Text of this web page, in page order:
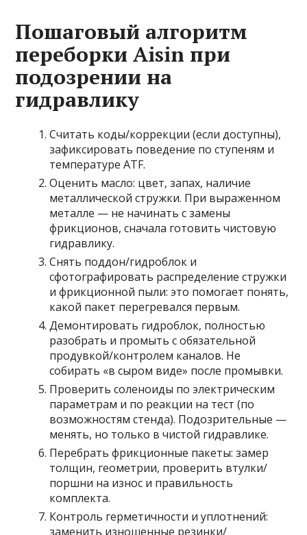
Пошаговый алгоритм
переборки Aisin при
подозрении на
гидравлику
Считать коды/коррекции (если доступны),
зафиксировать поведение по ступеням и
температуре ATF.
Оценить масло: цвет, запах, наличие
металлической стружки. При выраженном
металле — не начинать с замены
фрикционов, сначала готовить чистовую
гидравлику.
Снять поддон/гидроблок и
сфотографировать распределение стружки
и фрикционной пыли: это помогает понять,
какой пакет перегревался первым.
Демонтировать гидроблок, полностью
разобрать и промыть с обязательной
продувкой/контролем каналов. Не
собирать «в сыром виде» после промывки.
Проверить соленоиды по электрическим
параметрам и по реакции на тест (по
возможностям стенда). Подозрительные —
менять, но только в чистой гидравлике.
Перебрать фрикционные пакеты: замер
толщин, геометрии, проверить втулки/
поршни на износ и правильность
комплекта.
Контроль герметичности и уплотнений:
заменить изношенные резинки/